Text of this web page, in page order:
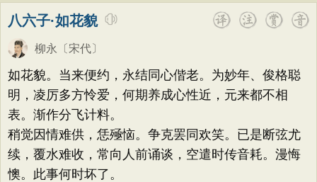
八六子·如花貌
柳永 〔宋代〕
如花貌。当来便约，永结同心偕老。为妙年、俊格聪
明，凌厉多方怜爱，何期养成心性近，元来都不相
表。渐作分飞计料。
稍觉因情难供，恁殛恼。争克罢同欢笑。已是断弦尤
续，覆水难收，常向人前诵谈，空遣时传音耗。漫悔
懊。此事何时坏了。